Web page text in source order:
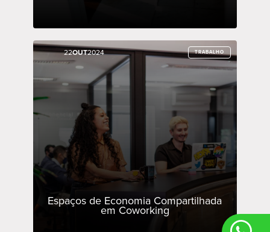
22OUT2024 TRABALHO
Espaços de Economia Compartilhada
em Coworking
22OUT2024 TRABALHO